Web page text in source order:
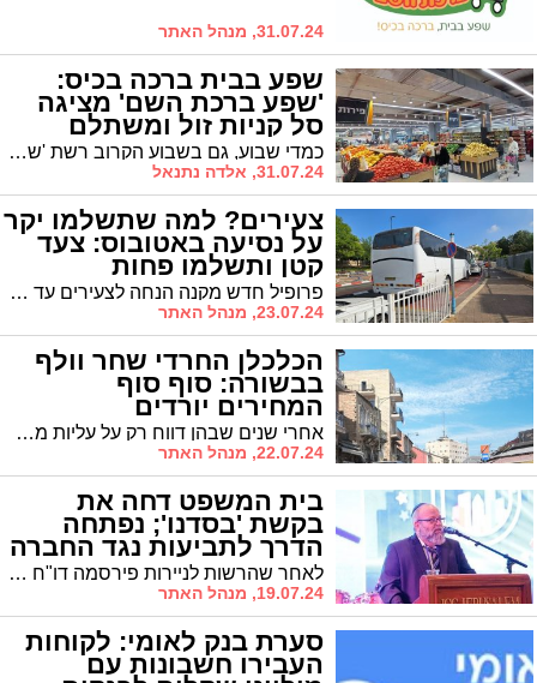
31.07.24, מנהל האתר
שפע בבית ברכה בכיס:
'שפע ברכת השם' מציגה
סל קניות זול ומשתלם
וחווית קניה כמדי שבוע, גם בשבוע הקרוב רשת 'שפע ברכת השם', הידועה במחיריה הזולים ובחוויית הקניה הקיימת בסניפי הרשת, מציעה לקהל לקוחותיה סדרת הנחות ומבצעים מיוחדים.
31.07.24, אלדה נתנאל
צעירים? למה שתשלמו יקר
על נסיעה באטובוס: צעד
קטן ותשלמו פחות
פרופיל חדש מקנה הנחה לצעירים עד גיל 28 בנסיעה באוטובוס. מה נדרש לעשות בכדי ליהנות מתעריף מופחת ב33%?
23.07.24, מנהל האתר
הכלכלן החרדי שחר וולף
בבשורה: סוף סוף
המחירים יורדים
אחרי שנים שבהן דווח רק על עליות מחירים, מדווח הכלכלן החרדי שחר וולף כי המגמה משתנה: "המחירים מתחילים לרדת". האם זו תוצאה של הלחץ הציבורי?
22.07.24, מנהל האתר
בית המשפט דחה את
בקשת 'בסדנו'; נפתחה
הדרך לתביעות נגד החברה
לאחר שהרשות לניירות פירסמה דו"ח נגד חברת 'בסדנו', עתרה החברה לבית המשפט בת"א כשהיא מבקשת עיכוב הליכים. בית המשפט דחה את הבקשה. ומי נפגע עד כה מהחברה?
19.07.24, מנהל האתר
סערת בנק לאומי: לקוחות
העבירו חשבונות עם